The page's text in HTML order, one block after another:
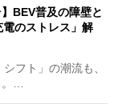
BEV普及の障壁と
のストレス」解
フト」の潮流も、
。…